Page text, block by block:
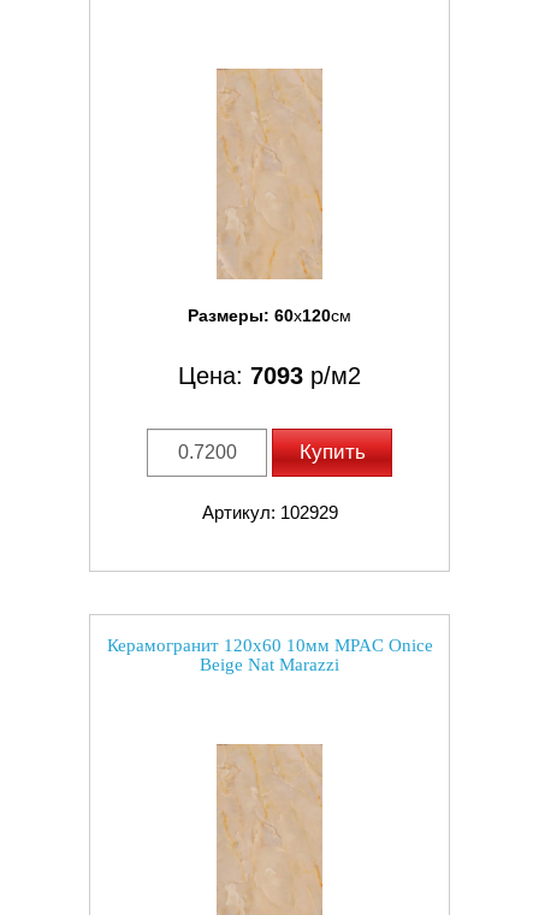
Размеры: 60x120см
Цена: 7093 р/м2
Купить
Артикул: 102929
Керамогранит 120x60 10мм MPAC Onice
Beige Nat Marazzi